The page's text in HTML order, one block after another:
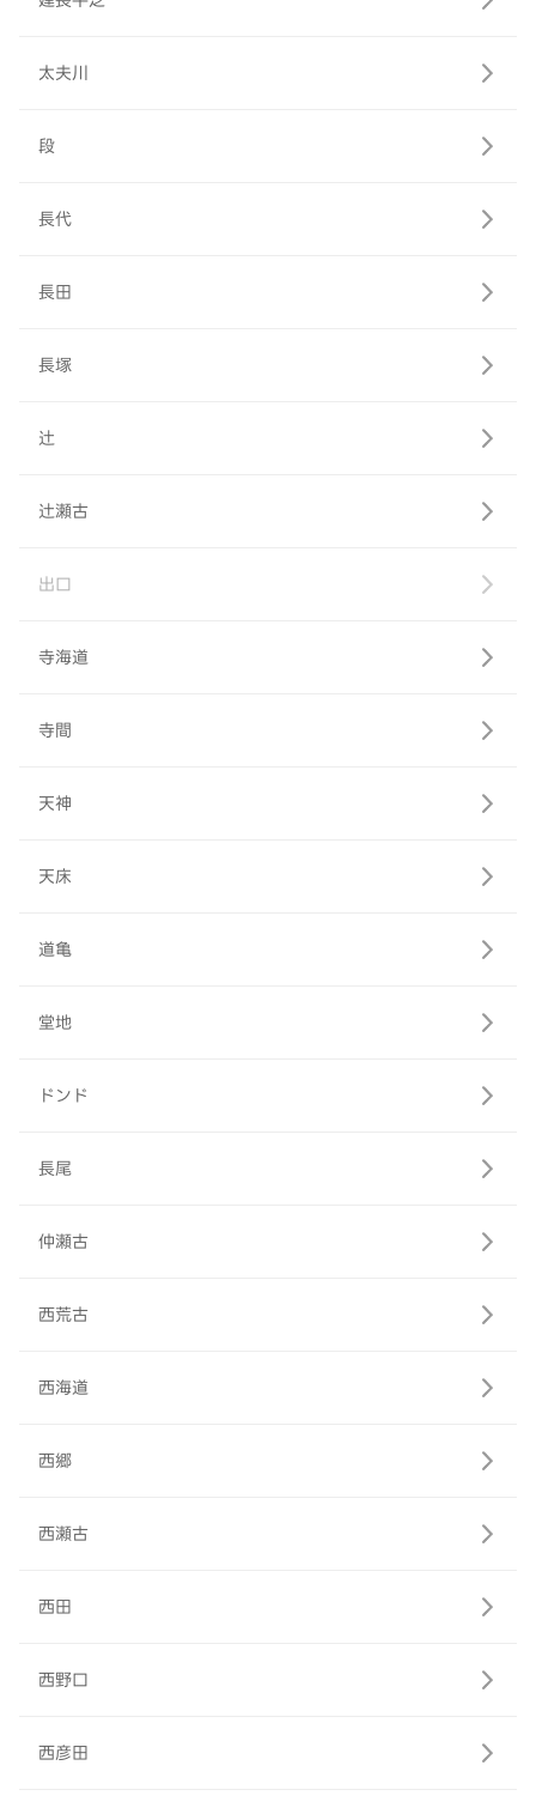
太夫川
段
長代
長田
長塚
辻
辻瀬古
出口
寺海道
寺間
天神
天床
道亀
堂地
ドンド
長尾
仲瀬古
西荒古
西海道
西郷
西瀬古
西田
西野口
西彦田